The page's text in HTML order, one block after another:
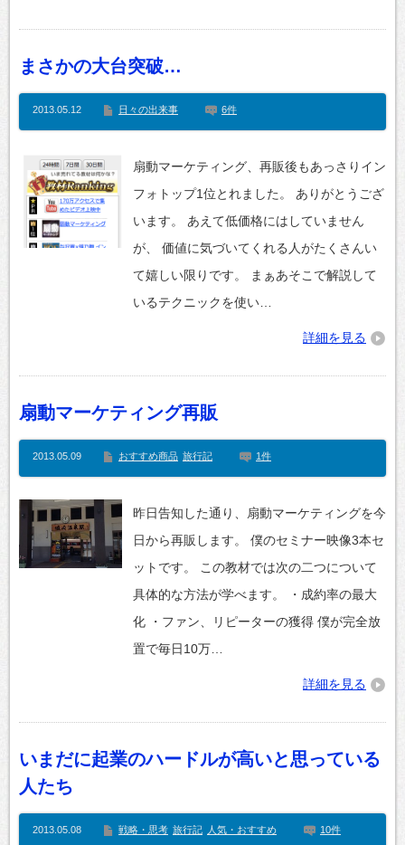
まさかの大台突破…
2013.05.12 日々の出来事 6件
扇動マーケティング、再販後もあっさりイン
フォトップ1位とれました。 ありがとうござ
います。 あえて低価格にはしていません
が、 価値に気づいてくれる人がたくさんい
て嬉しい限りです。 まぁあそこで解説して
いるテクニックを使い…
詳細を見る
扇動マーケティング再販
2013.05.09 おすすめ商品 旅行記 1件
昨日告知した通り、扇動マーケティングを今
日から再販します。 僕のセミナー映像3本セ
ットです。 この教材では次の二つについて
具体的な方法が学べます。 ・成約率の最大
化 ・ファン、リピーターの獲得 僕が完全放
置で毎日10万…
詳細を見る
いまだに起業のハードルが高いと思っている
人たち
2013.05.08 戦略・思考 旅行記 人気・おすすめ 10件